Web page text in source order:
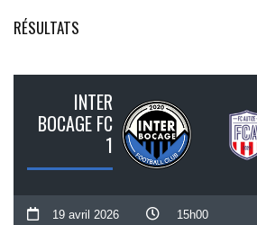
RÉSULTATS
INTER
BOCAGE FC
1
19 avril 2026 15h00